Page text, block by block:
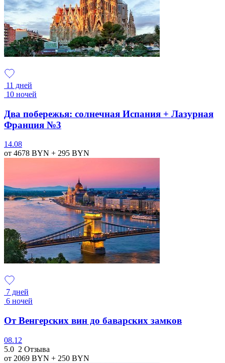
11 дней
10 ночей
Два побережья: солнечная Испания + Лазурная
Франция №3
14.08
от 4678 BYN + 295 BYN
7 дней
6 ночей
От Венгерских вин до баварских замков
08.12
5.0 2 Отзыва
от 2069 BYN + 250 BYN